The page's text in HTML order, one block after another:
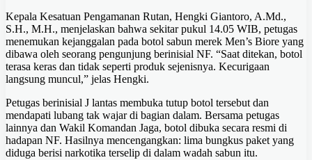
Kepala Kesatuan Pengamanan Rutan, Hengki Giantoro, A.Md.,
S.H., M.H., menjelaskan bahwa sekitar pukul 14.05 WIB, petugas
menemukan kejanggalan pada botol sabun merek Men’s Biore yang
dibawa oleh seorang pengunjung berinisial NF. “Saat ditekan, botol
terasa keras dan tidak seperti produk sejenisnya. Kecurigaan
langsung muncul,” jelas Hengki.
Petugas berinisial J lantas membuka tutup botol tersebut dan
mendapati lubang tak wajar di bagian dalam. Bersama petugas
lainnya dan Wakil Komandan Jaga, botol dibuka secara resmi di
hadapan NF. Hasilnya mencengangkan: lima bungkus paket yang
diduga berisi narkotika terselip di dalam wadah sabun itu.